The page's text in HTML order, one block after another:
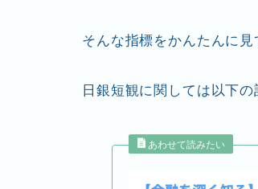
そんな指標をかんたんに見
日銀短観に関しては以下